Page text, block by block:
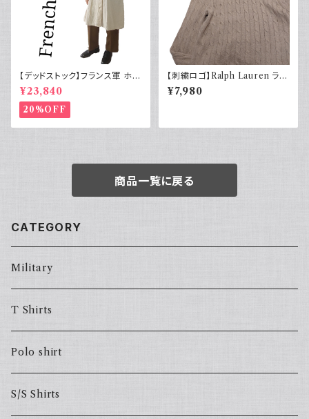
【デッドストック】フランス軍 ホス
ピタルコート リネンコート シン
グルタイプ
¥23,840
20%OFF
【刺繍ロゴ】Ralph Lauren ラル
フローレン ケーブル編みニット
ベージュ
¥7,980
商品一覧に戻る
CATEGORY
Military
T Shirts
Polo shirt
S/S Shirts